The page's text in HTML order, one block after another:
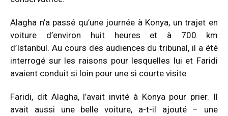
Alagha n’a passé qu’une journée à Konya, un trajet en
voiture d’environ huit heures et à 700 km
d’Istanbul. Au cours des audiences du tribunal, il a été
interrogé sur les raisons pour lesquelles lui et Faridi
avaient conduit si loin pour une si courte visite.
Faridi, dit Alagha, l’avait invité à Konya pour prier. Il
avait aussi une belle voiture, a-t-il ajouté – une